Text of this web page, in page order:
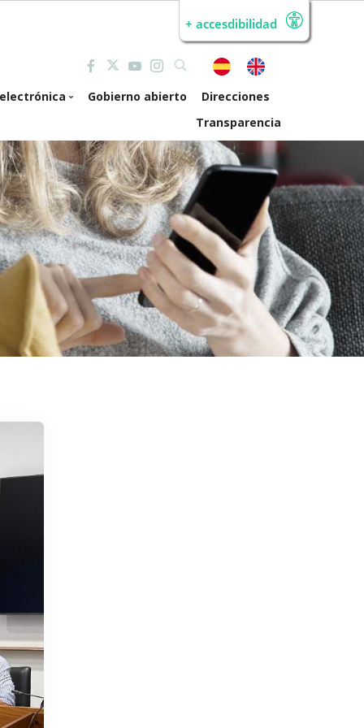
+ accesdibilidad
electrónica
pública de
Gobierno abierto
Direcciones
Transparencia